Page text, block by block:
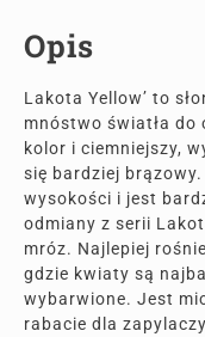
Opis
Lakota Yellow’ to
mnóstwo światła do
kolor i ciemniejszy,
się bardziej
wysokości i jest
odmiany z serii
mróz. Najlepiej
gdzie kwiaty są
wybarwione. Jest
rabacie dla